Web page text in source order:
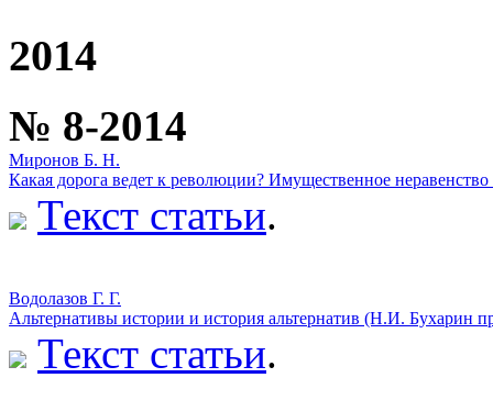
2014
№ 8-2014
Миронов Б. Н.
Какая дорога ведет к революции? Имущественное
Текст статьи.
Водолазов Г. Г.
Альтернативы истории и история альтернатив (Н.И. Бухарин
Текст статьи.